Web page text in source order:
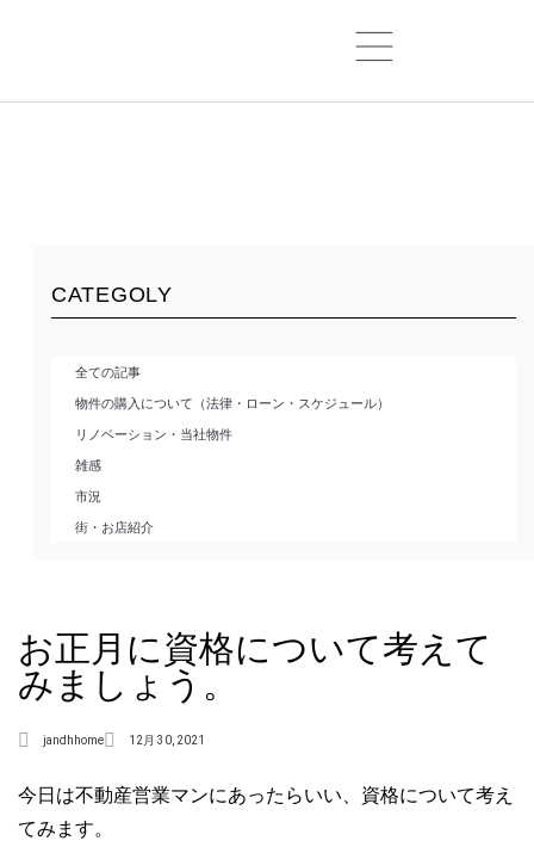
お正月に資格について考えて
みましょう。
jandhhome 12月 30, 2021
今日は不動産営業マンにあったらいい、資格について考え
てみます。
CATEGOLY
全ての記事
物件の購入について（法律・ローン・スケジュール）
リノベーション・当社物件
雑感
市況
街・お店紹介